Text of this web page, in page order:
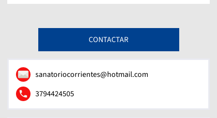
CONTACTAR
sanatoriocorrientes@hotmail.com
3794424505